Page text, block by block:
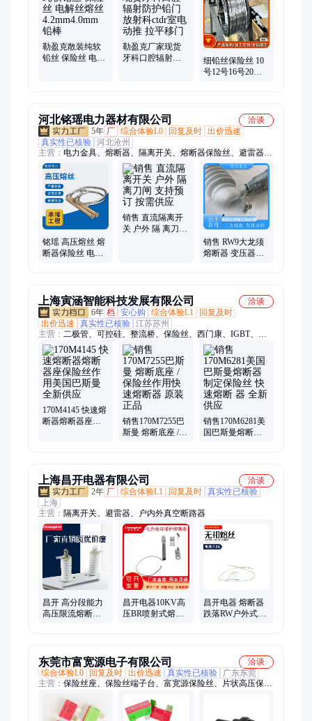
勒盈克散装纯软
铅丝 保险丝 电解
勒盈克厂家现货
牙科口腔辐射防
细铅丝保险丝 10
号12号16号20号
河北铭瑶电力器材有限公司
洽谈
5年 厂 综合体验L0 回复及时 出价迅速
真实性已核验 河北沧州
主营： 电力金具、熔断器、隔离开关、熔断器保险丝、避雷器、
驱鸟器、绝缘子、复合绝缘子、钢绞线、钢芯铝绞线、穿墙套
管、绝缘高枝锯、电力铁附件、电力护套、悬垂线夹、耐张线
夹、拉线棒、令克、设备线夹、支柱绝缘子、针式绝缘子、故障
指示灯
铭瑶 高压熔丝 熔
断器保险丝 电容
销售 直流隔离开
关 户外 隔 离刀闸
销售 RW9大龙须
熔断器 变压器保
上海寅涵智能科技发展有限公司
洽谈
6年 档 安心购 综合体验L1
回复及时
出价迅速
真实性已核验 江苏苏州
主营： 二极管、可控硅、整流桥、保险丝、西门康、IGBT、三
社、IXYS、富士、英飞凌、IR、巴斯曼、西门子熔断器
170M4145 快速熔
断器熔断器座保
销售170M7255巴
斯曼 熔断底座 /保
销售170M6281美
国巴斯曼熔断器
上海昌开电器有限公司
洽谈
2年 厂 综合体验L1 回复及时 真实性已核验
上海
主营： 隔离开关、避雷器、户内外真空断路器
昌开 高分段能力
高压限流熔断器
昌开电器10KV高
压BR喷射式熔断
昌开电器 熔断器
跌落RW户外式高
东莞市富宽源电子有限公司
洽谈
综合体验L0
回复及时 出价迅速 真实性已核验
广东东莞
主营： 保险丝座、保险丝端子台、富宽源保险丝、片状高压保险
丝、高压插片保险丝、汽车插片、叉栓熔断器座